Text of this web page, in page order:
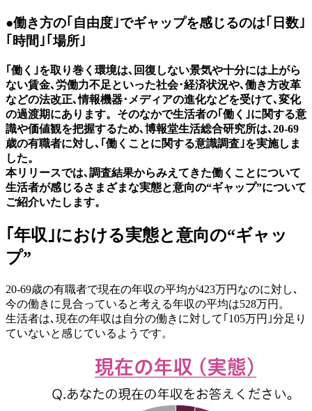
●働き方の｢自由度｣でギャップを感じるのは｢日数｣
｢時間｣｢場所｣
｢働く｣を取り巻く環境は､回復しない景気や十分には上がら
ない賃金､労働力不足といった社会･経済状況や､働き方改革
などの法改正､情報機器･メディアの進化などを受けて､変化
の過渡期にあります。そのなかで生活者の｢働く｣に関する意
識や価値観を把握するため､博報堂生活総合研究所は､20-69
歳の有職者に対し､｢働くことに関する意識調査｣を実施しま
した。
本リリースでは､調査結果からみえてきた働くことについて
生活者が感じるさまざまな実態と意向の“ギャップ”について
ご紹介いたします。
｢年収｣における実態と意向の“ギャッ
プ”
20-69歳の有職者で現在の年収の平均が423万円なのに対し､
今の働きに見合っていると考える年収の平均は528万円。
生活者は､現在の年収は自分の働きに対して｢105万円｣分足り
ていないと感じているようです。